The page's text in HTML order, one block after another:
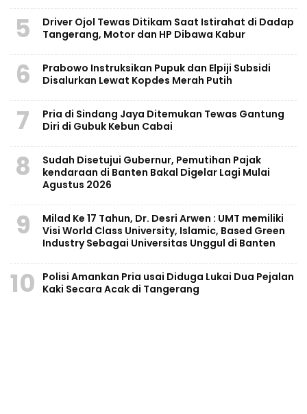
5
Driver Ojol Tewas Ditikam Saat Istirahat di Dadap
Tangerang, Motor dan HP Dibawa Kabur
6
Prabowo Instruksikan Pupuk dan Elpiji Subsidi
Disalurkan Lewat Kopdes Merah Putih
7
Pria di Sindang Jaya Ditemukan Tewas Gantung
Diri di Gubuk Kebun Cabai
8
Sudah Disetujui Gubernur, Pemutihan Pajak
kendaraan di Banten Bakal Digelar Lagi Mulai
Agustus 2026
9
Milad Ke 17 Tahun, Dr. Desri Arwen : UMT memiliki
Visi World Class University, Islamic, Based Green
Industry Sebagai Universitas Unggul di Banten
10
Polisi Amankan Pria usai Diduga Lukai Dua Pejalan
Kaki Secara Acak di Tangerang